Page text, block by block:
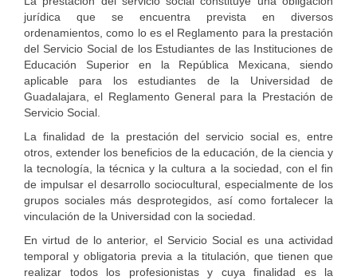
jurídica que se encuentra prevista en diversos
ordenamientos, como lo es el Reglamento para la prestación
del Servicio Social de los Estudiantes de las Instituciones de
Educación Superior en la República Mexicana, siendo
aplicable para los estudiantes de la Universidad de
Guadalajara, el Reglamento General para la Prestación de
Servicio Social.
La finalidad de la prestación del servicio social es, entre
otros, extender los beneficios de la educación, de la ciencia y
la tecnología, la técnica y la cultura a la sociedad, con el fin
de impulsar el desarrollo sociocultural, especialmente de los
grupos sociales más desprotegidos, así como fortalecer la
vinculación de la Universidad con la sociedad.
En virtud de lo anterior, el Servicio Social es una actividad
temporal y obligatoria previa a la titulación, que tienen que
realizar todos los profesionistas y cuya finalidad es la